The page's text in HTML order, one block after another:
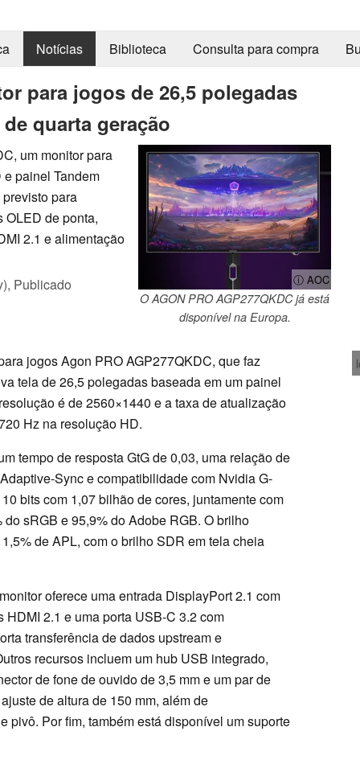
Notícias Biblioteca Consulta para compra
para jogos de 26,5 polegadas
quarta geração
ⓘ AOC
O AGON PRO AGP277QKDC já está
disponível na Europa.
um monitor para
painel Tandem
para
OLED de ponta,
2.1 e alimentação
Publicado
jogos Agon PRO AGP277QKDC, que faz
tela de 26,5 polegadas baseada em um painel
é de 2560×1440 e a taxa de atualização
Hz na resolução HD.
tempo de resposta GtG de 0,03, uma relação de
Sync e compatibilidade com Nvidia G-
bits com 1,07 bilhão de cores, juntamente com
sRGB e 95,9% do Adobe RGB. O brilho
de APL, com o brilho SDR em tela cheia
oferece uma entrada DisplayPort 2.1 com
2.1 e uma porta USB-C 3.2 com
transferência de dados upstream e
recursos incluem um hub USB integrado,
de fone de ouvido de 3,5 mm e um par de
de altura de 150 mm, além de
pivô. Por fim, também está disponível um suporte